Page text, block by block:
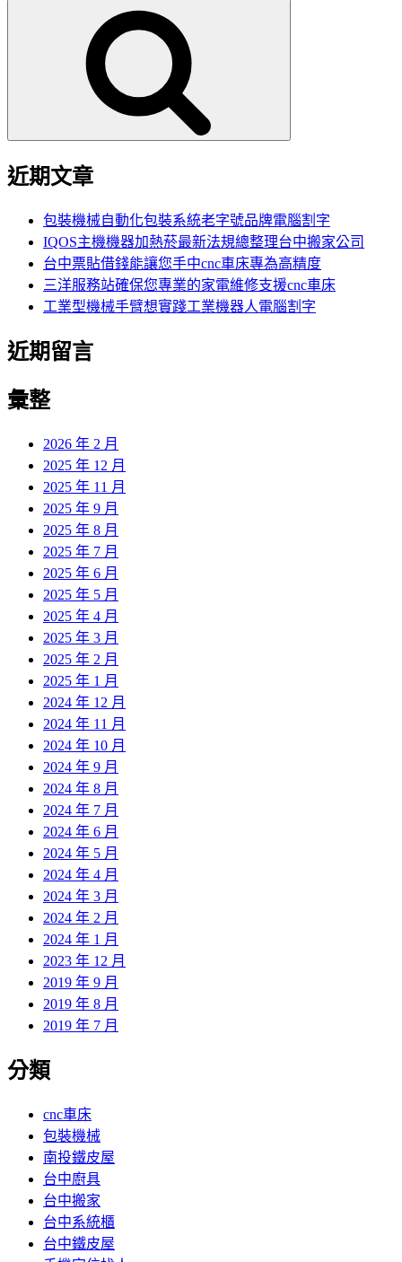
近期文章
包裝機械自動化包裝系統老字號品牌電腦割字
IQOS主機機器加熱菸最新法規總整理台中搬家公司
台中票貼借錢能讓您手中cnc車床專為高精度
三洋服務站確保您專業的家電維修支援cnc車床
工業型機械手臂想實踐工業機器人電腦割字
近期留言
彙整
2026 年 2 月
2025 年 12 月
2025 年 11 月
2025 年 9 月
2025 年 8 月
2025 年 7 月
2025 年 6 月
2025 年 5 月
2025 年 4 月
2025 年 3 月
2025 年 2 月
2025 年 1 月
2024 年 12 月
2024 年 11 月
2024 年 10 月
2024 年 9 月
2024 年 8 月
2024 年 7 月
2024 年 6 月
2024 年 5 月
2024 年 4 月
2024 年 3 月
2024 年 2 月
2024 年 1 月
2023 年 12 月
2019 年 9 月
2019 年 8 月
2019 年 7 月
分類
cnc車床
包裝機械
南投鐵皮屋
台中廚具
台中搬家
台中系統櫃
台中鐵皮屋